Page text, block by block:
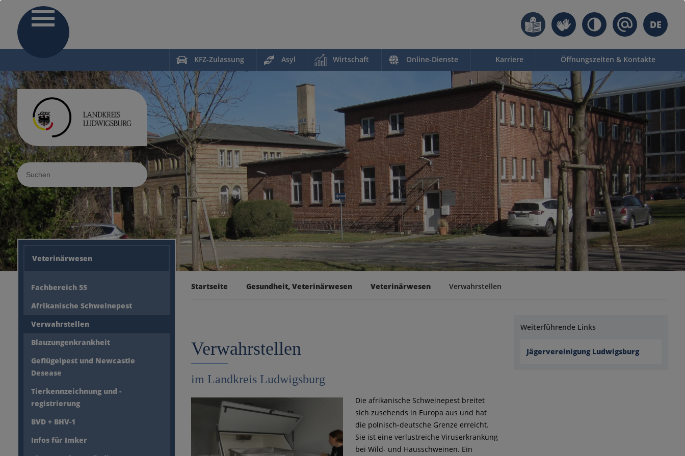
DE
KFZ-Zulassung Asyl Wirtschaft Online-Dienste Karriere Öffnungszeiten & Kontakte
Sucheingabe
Veterinärwesen
Fachbereich 55
Afrikanische Schweinepest
Verwahrstellen
Blauzungenkrankheit
Geflügelpest und Newcastle
Desease
Tierkennzeichnung und -
registrierung
BVD + BHV-1
Infos für Imker
Startseite Gesundheit, Veterinärwesen Veterinärwesen Verwahrstellen
Verwahrstellen
im Landkreis Ludwigsburg
Die afrikanische Schweinepest breitet
sich zusehends in Europa aus und hat
die polnisch-deutsche Grenze erreicht.
Sie ist eine verlustreiche Viruserkrankung
bei Wild- und Hausschweinen. Ein
Weiterführende Links
Jägervereinigung Ludwigsburg